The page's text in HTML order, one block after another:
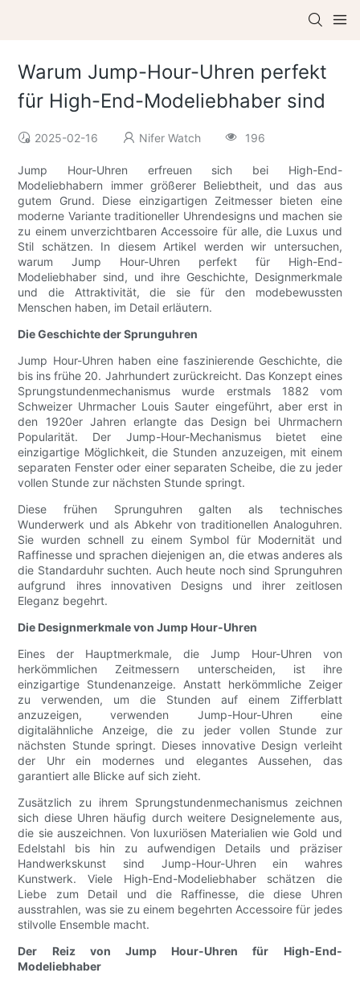
Warum Jump-Hour-Uhren perfekt
für High-End-Modeliebhaber sind
2025-02-16 Nifer Watch 196
Jump Hour-Uhren erfreuen sich bei High-End-
Modeliebhabern immer größerer Beliebtheit, und das aus
gutem Grund. Diese einzigartigen Zeitmesser bieten eine
moderne Variante traditioneller Uhrendesigns und machen sie
zu einem unverzichtbaren Accessoire für alle, die Luxus und
Stil schätzen. In diesem Artikel werden wir untersuchen,
warum Jump Hour-Uhren perfekt für High-End-
Modeliebhaber sind, und ihre Geschichte, Designmerkmale
und die Attraktivität, die sie für den modebewussten
Menschen haben, im Detail erläutern.
Die Geschichte der Sprunguhren
Jump Hour-Uhren haben eine faszinierende Geschichte, die
bis ins frühe 20. Jahrhundert zurückreicht. Das Konzept eines
Sprungstundenmechanismus wurde erstmals 1882 vom
Schweizer Uhrmacher Louis Sauter eingeführt, aber erst in
den 1920er Jahren erlangte das Design bei Uhrmachern
Popularität. Der Jump-Hour-Mechanismus bietet eine
einzigartige Möglichkeit, die Stunden anzuzeigen, mit einem
separaten Fenster oder einer separaten Scheibe, die zu jeder
vollen Stunde zur nächsten Stunde springt.
Diese frühen Sprunguhren galten als technisches
Wunderwerk und als Abkehr von traditionellen Analoguhren.
Sie wurden schnell zu einem Symbol für Modernität und
Raffinesse und sprachen diejenigen an, die etwas anderes als
die Standarduhr suchten. Auch heute noch sind Sprunguhren
aufgrund ihres innovativen Designs und ihrer zeitlosen
Eleganz begehrt.
Die Designmerkmale von Jump Hour-Uhren
Eines der Hauptmerkmale, die Jump Hour-Uhren von
herkömmlichen Zeitmessern unterscheiden, ist ihre
einzigartige Stundenanzeige. Anstatt herkömmliche Zeiger
zu verwenden, um die Stunden auf einem Zifferblatt
anzuzeigen, verwenden Jump-Hour-Uhren eine
digitalähnliche Anzeige, die zu jeder vollen Stunde zur
nächsten Stunde springt. Dieses innovative Design verleiht
der Uhr ein modernes und elegantes Aussehen, das
garantiert alle Blicke auf sich zieht.
Zusätzlich zu ihrem Sprungstundenmechanismus zeichnen
sich diese Uhren häufig durch weitere Designelemente aus,
die sie auszeichnen. Von luxuriösen Materialien wie Gold und
Edelstahl bis hin zu aufwendigen Details und präziser
Handwerkskunst sind Jump-Hour-Uhren ein wahres
Kunstwerk. Viele High-End-Modeliebhaber schätzen die
Liebe zum Detail und die Raffinesse, die diese Uhren
ausstrahlen, was sie zu einem begehrten Accessoire für jedes
stilvolle Ensemble macht.
Der Reiz von Jump Hour-Uhren für High-End-
Modeliebhaber